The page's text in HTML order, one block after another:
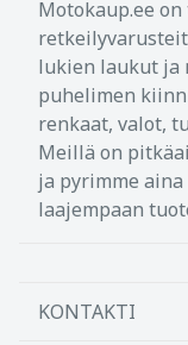
Motokaup.ee
lukien laukut ja
puhelimen
renkaat, valot,
Meillä on
ja pyrimme
laajempaan
KONTAKTI